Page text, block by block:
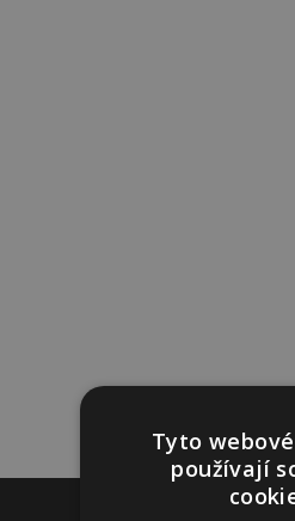
Reklama
Tyto
používají